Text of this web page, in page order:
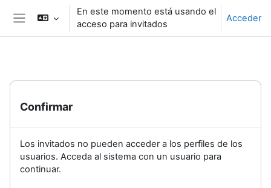
Salta al contenido principal
Panel lateral
En este momento está usando el
acceso para invitados
Acceder
Confirmar
Los invitados no pueden acceder a los perfiles de los
usuarios. Acceda al sistema con un usuario para
continuar.